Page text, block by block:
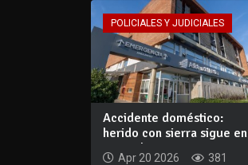
POLICIALES Y JUDICIALES
Accidente doméstico:
herido con sierra sigue en
CTI y el cas...
Apr 20 2026
381